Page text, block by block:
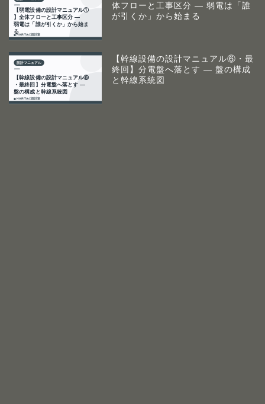
体フローと工事区分 ― 弱電は「誰
が引くか」から始まる
【幹線設備の設計マニュアル⑥・最
終回】分電盤へ落とす ― 盤の構成
と幹線系統図